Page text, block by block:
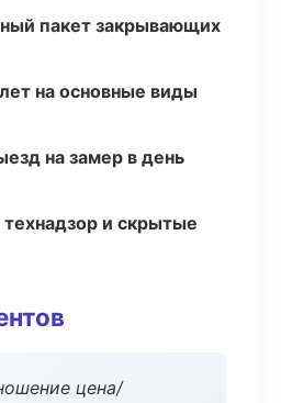
пакет закрывающих
на основные виды
на замер в день
и скрытые
цена/